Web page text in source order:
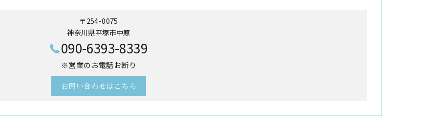
〒254-0075
神奈川県平塚市中原
090-6393-8339
※営業のお電話お断り
お問い合わせはこちら